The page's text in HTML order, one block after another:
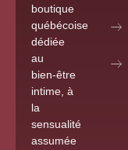
boutique
québécoise
dédiée
au
bien-être
intime, à
la
sensualité
assumée